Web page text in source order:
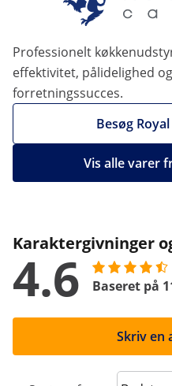
Professionelt
effektivitet, pålidelighed
forretningssucces.
Besøg
Vis alle varer
Karaktergivninger
4.6 Baseret på
Skriv en